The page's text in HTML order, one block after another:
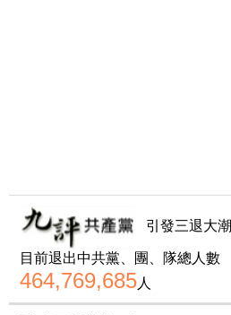
引發三退大潮
目前退出中共黨、團、隊總人數
464,769,685人